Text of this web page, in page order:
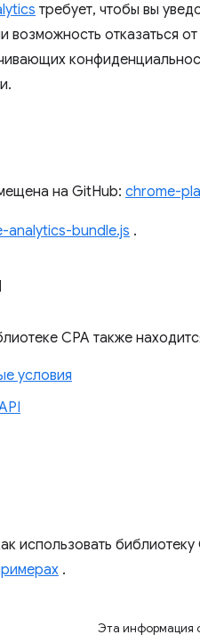
требует, чтобы вы
возможность отказаться
на GitHub: chrome-
analytics-bundle.js .
CPA также
условия
использовать
.
Эта информация